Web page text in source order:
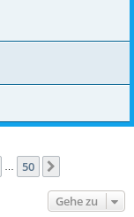
50
Gehe zu